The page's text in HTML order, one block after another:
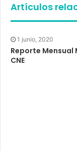
Artículos
1 junio, 2020
Reporte Mensual
CNE